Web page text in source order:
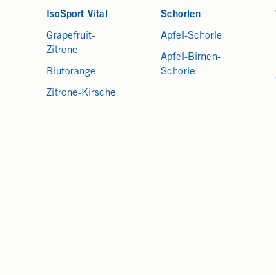
IsoSport Vital
Grapefruit-
Zitrone
Blutorange
Zitrone-Kirsche
Schorlen
Apfel-Schorle
Apfel-Birnen-
Schorle